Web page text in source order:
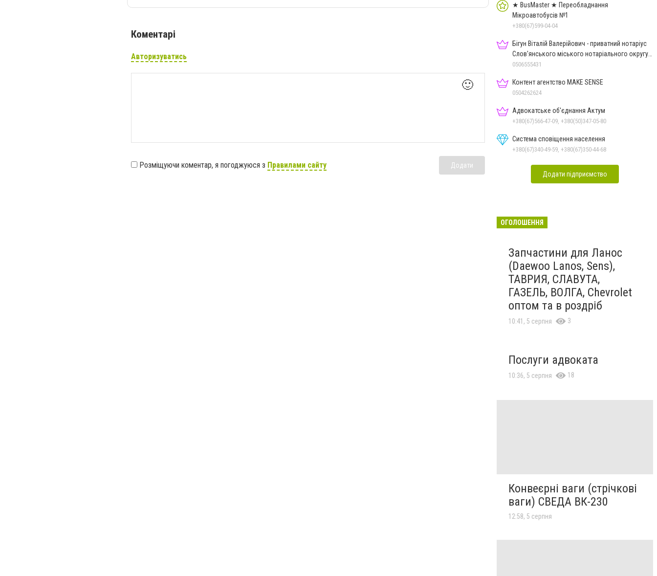
Коментарі
Авторизуватись
🙂
Розміщуючи коментар, я погоджуюся з Правилами сайту Додати
★ BusMaster ★ Переобладнання
Мікроавтобусів №1
+380(67)599-04-04
Бігун Віталій Валерійович - приватний нотаріус
Слов'янського міського нотаріального округу
Дон.обл.
0506555431
Контент агентство MAKE SENSE
0504262624
Адвокатське об'єднання Актум
+380(67)566-47-09, +380(50)347-05-80
Система сповіщення населення
+380(67)340-49-59, +380(67)350-44-68
Додати підприємство
ОГОЛОШЕННЯ
Запчастини для Ланос
(Daewoo Lanos, Sens),
ТАВРИЯ, СЛАВУТА,
ГАЗЕЛЬ, ВОЛГА, Chevrolet
оптом та в роздріб
10:41, 5 серпня 3
Послуги адвоката
10:36, 5 серпня 18
Конвеєрні ваги (стрічкові
ваги) СВЕДА ВК-230
12:58, 5 серпня